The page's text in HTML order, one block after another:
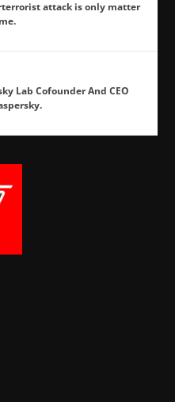
attack is only matter
Lab Cofounder And CEO